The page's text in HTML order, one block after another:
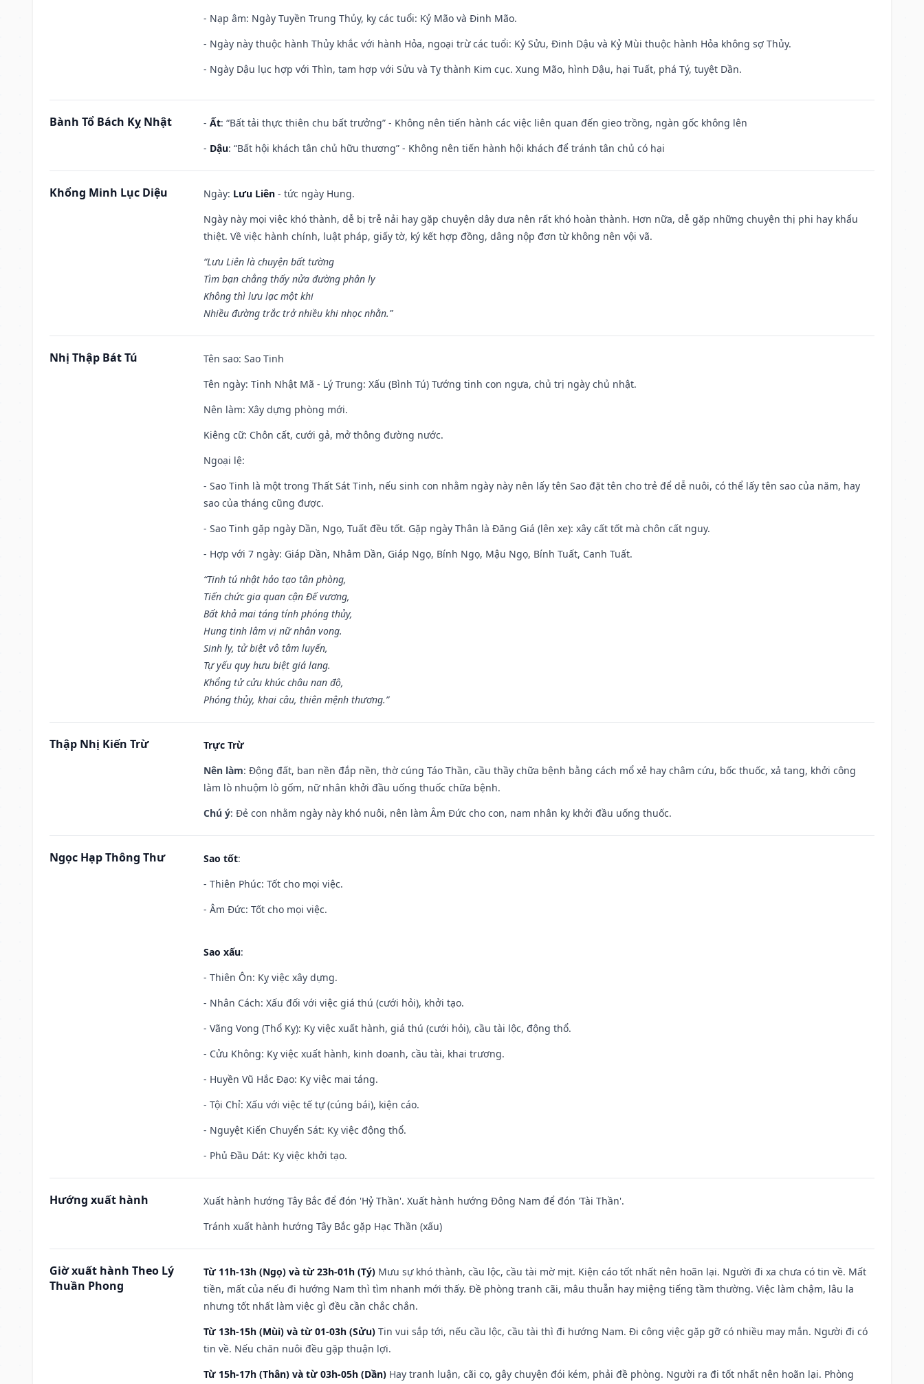
- Nạp âm: Ngày Tuyền Trung Thủy, kỵ các tuổi: Kỷ Mão và Đinh Mão.
- Ngày này thuộc hành Thủy khắc với hành Hỏa, ngoại trừ các tuổi: Kỷ Sửu, Đinh Dậu và Kỷ Mùi thuộc hành Hỏa không sợ Thủy.
- Ngày Dậu lục hợp với Thìn, tam hợp với Sửu và Tỵ thành Kim cục. Xung Mão, hình Dậu, hại Tuất, phá Tý, tuyệt Dần.
Bành Tổ Bách Kỵ Nhật - Ất: “Bất tải thực thiên chu bất trưởng” - Không nên tiến hành các việc liên quan đến gieo trồng, ngàn gốc không lên
- Dậu: “Bất hội khách tân chủ hữu thương” - Không nên tiến hành hội khách để tránh tân chủ có hại
Khổng Minh Lục Diệu Ngày: Lưu Liên - tức ngày Hung.
Ngày này mọi việc khó thành, dễ bị trễ nải hay gặp chuyện dây dưa nên rất khó hoàn thành. Hơn nữa, dễ gặp những chuyện thị phi hay khẩu
thiệt. Về việc hành chính, luật pháp, giấy tờ, ký kết hợp đồng, dâng nộp đơn từ không nên vội vã.
“Lưu Liên là chuyện bất tường
Tìm bạn chẳng thấy nửa đường phân ly
Không thì lưu lạc một khi
Nhiều đường trắc trở nhiều khi nhọc nhằn.”
Nhị Thập Bát Tú Tên sao: Sao Tinh
Tên ngày: Tinh Nhật Mã - Lý Trung: Xấu (Bình Tú) Tướng tinh con ngựa, chủ trị ngày chủ nhật.
Nên làm: Xây dựng phòng mới.
Kiêng cữ: Chôn cất, cưới gả, mở thông đường nước.
Ngoại lệ:
- Sao Tinh là một trong Thất Sát Tinh, nếu sinh con nhằm ngày này nên lấy tên Sao đặt tên cho trẻ để dễ nuôi, có thể lấy tên sao của năm, hay
sao của tháng cũng được.
- Sao Tinh gặp ngày Dần, Ngọ, Tuất đều tốt. Gặp ngày Thân là Đăng Giá (lên xe): xây cất tốt mà chôn cất nguy.
- Hợp với 7 ngày: Giáp Dần, Nhâm Dần, Giáp Ngọ, Bính Ngọ, Mậu Ngọ, Bính Tuất, Canh Tuất.
“Tinh tú nhật hảo tạo tân phòng,
Tiến chức gia quan cận Đế vương,
Bất khả mai táng tính phóng thủy,
Hung tinh lâm vị nữ nhân vong.
Sinh ly, tử biệt vô tâm luyến,
Tự yếu quy hưu biệt giá lang.
Khổng tử cửu khúc châu nan độ,
Phóng thủy, khai câu, thiên mệnh thương.”
Thập Nhị Kiến Trừ
Trực Trừ
Nên làm: Động đất, ban nền đắp nền, thờ cúng Táo Thần, cầu thầy chữa bệnh bằng cách mổ xẻ hay châm cứu, bốc thuốc, xả tang, khởi công
làm lò nhuộm lò gốm, nữ nhân khởi đầu uống thuốc chữa bệnh.
Chú ý: Đẻ con nhằm ngày này khó nuôi, nên làm Âm Đức cho con, nam nhân kỵ khởi đầu uống thuốc.
Ngọc Hạp Thông Thư Sao tốt:
- Thiên Phúc: Tốt cho mọi việc.
- Âm Đức: Tốt cho mọi việc.
Sao xấu:
- Thiên Ôn: Kỵ việc xây dựng.
- Nhân Cách: Xấu đối với việc giá thú (cưới hỏi), khởi tạo.
- Vãng Vong (Thổ Kỵ): Kỵ việc xuất hành, giá thú (cưới hỏi), cầu tài lộc, động thổ.
- Cửu Không: Kỵ việc xuất hành, kinh doanh, cầu tài, khai trương.
- Huyền Vũ Hắc Đạo: Kỵ việc mai táng.
- Tội Chỉ: Xấu với việc tế tự (cúng bái), kiện cáo.
- Nguyệt Kiến Chuyển Sát: Kỵ việc động thổ.
- Phủ Đầu Dát: Kỵ việc khởi tạo.
Hướng xuất hành
Xuất hành hướng Tây Bắc để đón 'Hỷ Thần'. Xuất hành hướng Đông Nam để đón 'Tài Thần'.
Tránh xuất hành hướng Tây Bắc gặp Hạc Thần (xấu)
Giờ xuất hành Theo Lý
Thuần Phong
Từ 11h-13h (Ngọ) và từ 23h-01h (Tý) Mưu sự khó thành, cầu lộc, cầu tài mờ mịt. Kiện cáo tốt nhất nên hoãn lại. Người đi xa chưa có tin về. Mất
tiền, mất của nếu đi hướng Nam thì tìm nhanh mới thấy. Đề phòng tranh cãi, mâu thuẫn hay miệng tiếng tầm thường. Việc làm chậm, lâu la
nhưng tốt nhất làm việc gì đều cần chắc chắn.
Từ 13h-15h (Mùi) và từ 01-03h (Sửu) Tin vui sắp tới, nếu cầu lộc, cầu tài thì đi hướng Nam. Đi công việc gặp gỡ có nhiều may mắn. Người đi có
tin về. Nếu chăn nuôi đều gặp thuận lợi.
Từ 15h-17h (Thân) và từ 03h-05h (Dần) Hay tranh luận, cãi cọ, gây chuyện đói kém, phải đề phòng. Người ra đi tốt nhất nên hoãn lại. Phòng